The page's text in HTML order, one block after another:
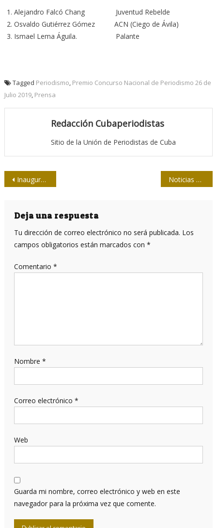
Alejandro Falcó Chang Juventud Rebelde
Osvaldo Gutiérrez Gómez ACN (Ciego de Ávila)
Ismael Lema Águila. Palante
Tagged Periodismo, Premio Concurso Nacional de Periodismo 26 de
Julio 2019, Prensa
Redacción Cubaperiodistas
Sitio de la Unión de Periodistas de Cuba
Navegación
entradas
Inaugurarán exposición Cuando los píxeles lloran Noticias nuevas y viejas sobre la Campaña de Vacunación Antipoliomielítica en Cuba
Deja una respuesta
Tu dirección de correo electrónico no será publicada. Los
campos obligatorios están marcados con *
Comentario *
Nombre *
Correo electrónico *
Web
Guarda mi nombre, correo electrónico y web en este
navegador para la próxima vez que comente.